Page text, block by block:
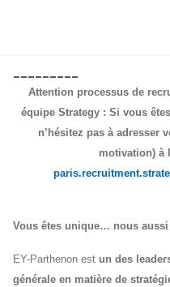
Attention processus de
équipe Strategy : Si vous
n’hésitez pas à adresser
motivation) à
Vous êtes unique… nous aussi
EY-Parthenon est un des
générale en matière de